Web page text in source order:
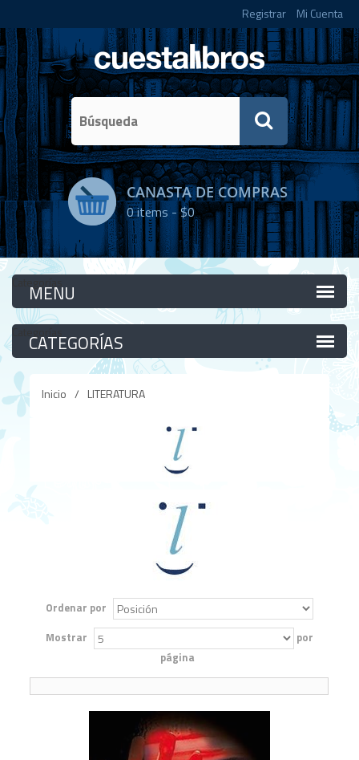
Registrar Mi Cuenta
CANASTA DE COMPRAS
0items -$0
Categorías
Categorías
Inicio / LITERATURA
Ordenar por
Mostrar
por
página